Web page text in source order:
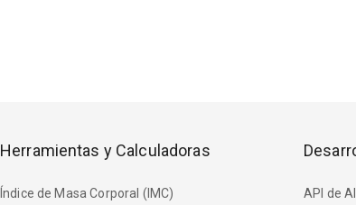
Herramientas y Calculadoras
Índice de Masa Corporal (IMC) API de